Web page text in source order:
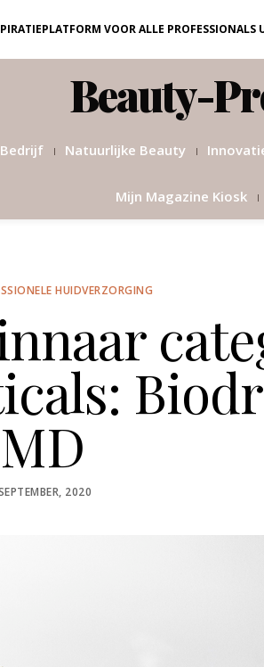
VOOR ALLE PROFESSIONALS
Beauty-
Natuurlijke Beauty
Mijn Magazine Kiosk
HUIDVERZORGING
MD
2020